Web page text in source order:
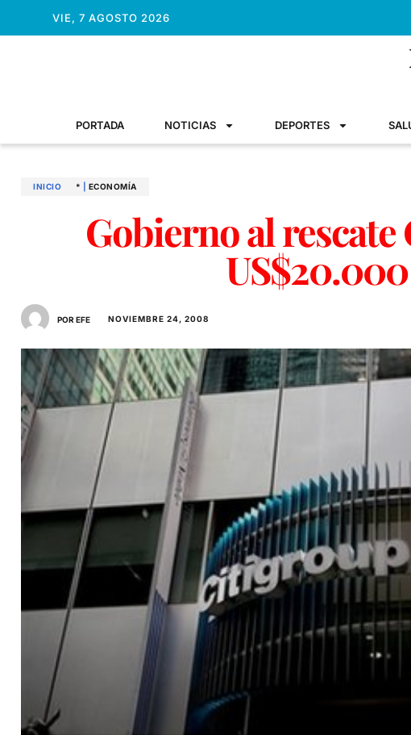
VIE, 7 AGOSTO 2026
PORTADA NOTICIAS DEPORTES
INICIO * ECONOMÍ­A
Gobierno al
POR EFE NOVIEMBRE 24, 2008